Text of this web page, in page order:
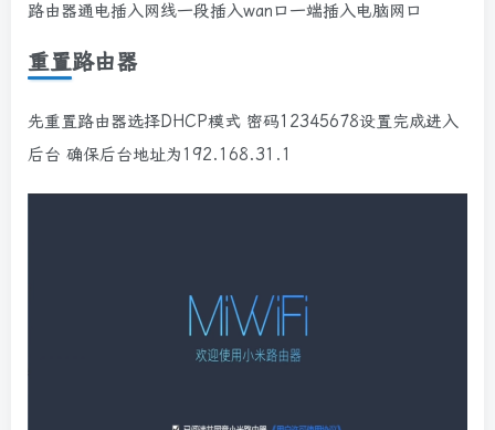
路由器通电插入网线一段插入wan口一端插入电脑网口
重置路由器
先重置路由器选择DHCP模式 密码12345678设置完成进入
后台 确保后台地址为192.168.31.1